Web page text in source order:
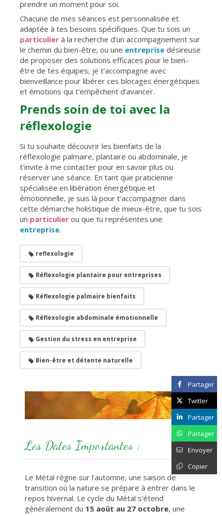
prendre un moment pour soi.
Chacune de mes séances est personnalisée et
adaptée à tes besoins spécifiques. Que tu sois un
particulier à la recherche d'un accompagnement sur
le chemin du bien-être, ou une entreprise désireuse
de proposer des solutions efficaces pour le bien-
être de tes équipes, je t'accompagne avec
bienveillance pour libérer ces blocages énergétiques
et émotions qui t'empêchent d'avancer.
Prends soin de toi avec la
réflexologie
Si tu souhaite découvrir les bienfaits de la
réflexologie palmaire, plantaire ou abdominale, je
t'invite à me contacter pour en savoir plus ou
réserver une séance. En tant que praticienne
spécialisée en libération énergétique et
émotionnelle, je suis là pour t'accompagner dans
cette démarche holistique de mieux-être, que tu sois
un particulier ou que tu représentes une
entreprise.
reflexologie
Réflexologie plantaire pour entreprises
Réflexologie palmaire bienfaits
Réflexologie abdominale émotionnelle
Gestion du stress en entreprise
Bien-être et détente naturelle
Les Dates Importantes :
Le Métal règne sur l'automne, une saison de
transition où la nature se prépare à entrer dans le
repos hivernal. Le cycle du Métal s'étend
généralement du 15 août au 27 octobre, une
Partager
Twitter
Partager
Partager
Envoyer
Copier